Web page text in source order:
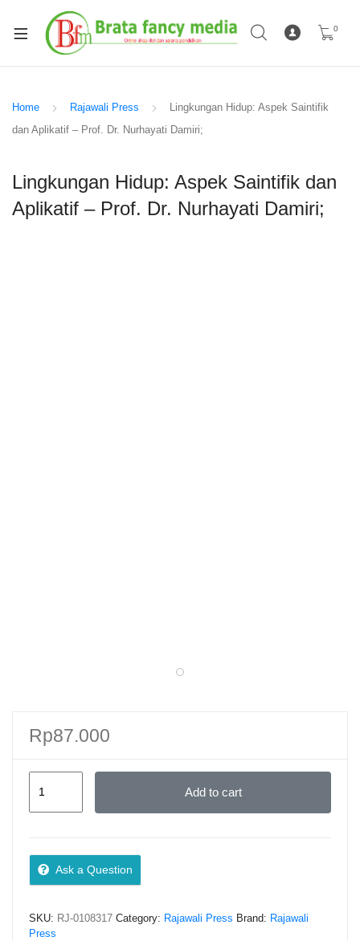
0
Home Rajawali Press
Lingkungan Hidup: Aspek Saintifik
dan Aplikatif – Prof. Dr. Nurhayati Damiri;
Lingkungan Hidup: Aspek Saintifik dan
Aplikatif – Prof. Dr. Nurhayati Damiri;
Rp87.000
dan
Aplikatif
Prof.
Add to cart
Ask a Question
SKU: RJ-0108317 Category: Rajawali Press Brand: Rajawali
Press